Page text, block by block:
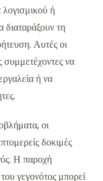
ή
διαταράξουν τη
Αυτές οι
συμμετέχοντες να
ή να
οι
δοκιμές
Η παροχή
γεγονότος μπορεί